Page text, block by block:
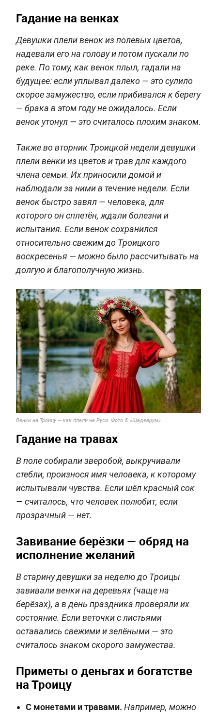
Гадание на венках
Девушки плели венок из полевых цветов,
надевали его на голову и потом пускали по
реке. По тому, как венок плыл, гадали на
будущее: если уплывал далеко — это сулило
скорое замужество, если прибивался к берегу
— брака в этом году не ожидалось. Если
венок утонул — это считалось плохим знаком.
Также во вторник Троицкой недели девушки
плели венки из цветов и трав для каждого
члена семьи. Их приносили домой и
наблюдали за ними в течение недели. Если
венок быстро завял — человека, для
которого он сплетён, ждали болезни и
испытания. Если венок сохранился
относительно свежим до Троицкого
воскресенья — можно было рассчитывать на
долгую и благополучную жизнь.
Венки на Троицу — как плели на Руси. Фото © «Шедеврум»
Гадание на травах
В поле собирали зверобой, выкручивали
стебли, произнося имя человека, к которому
испытывали чувства. Если шёл красный сок
— считалось, что человек полюбит, если
прозрачный — нет.
Завивание берёзки — обряд на
исполнение желаний
В старину девушки за неделю до Троицы
завивали венки на деревьях (чаще на
берёзах), а в день праздника проверяли их
состояние. Если веточки с листьями
оставались свежими и зелёными — это
считалось знаком скорого замужества.
Приметы о деньгах и богатстве
на Троицу
С монетами и травами. Например, можно